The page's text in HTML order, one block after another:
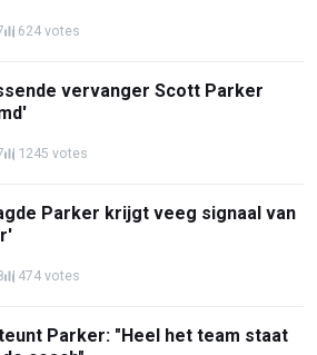
624 votes
vervanger Scott Parker
1245 votes
Parker krijgt veeg signaal van
474 votes
Parker: "Heel het team staat